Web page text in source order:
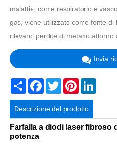
malattie, come respiratorio e
gas, viene utilizzato come fonte di
rilevano perdite di metano attorno
Invia
Share Facebook
TwitterPinterest
Descrizione del prodotto
Farfalla a diodi laser fibroso
potenza